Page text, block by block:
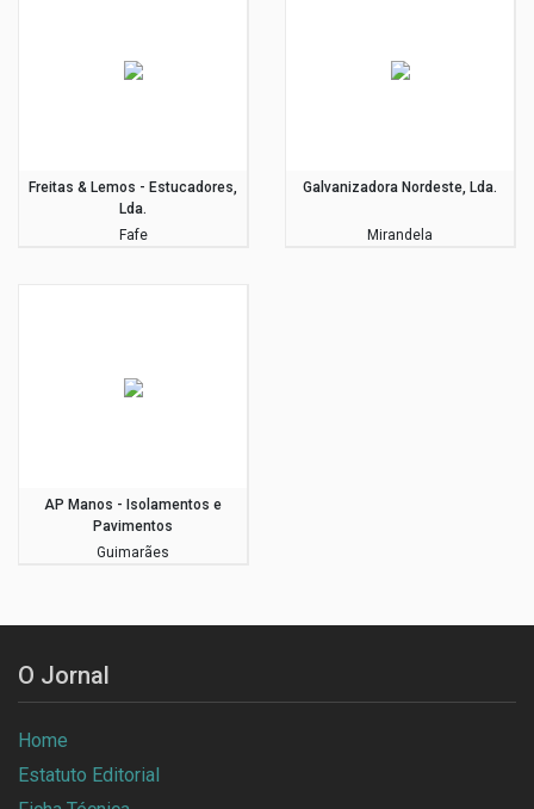
Freitas & Lemos - Estucadores,
Lda.
Fafe
Galvanizadora Nordeste, Lda.
Mirandela
AP Manos - Isolamentos e
Pavimentos
Guimarães
O Jornal
Home
Estatuto Editorial